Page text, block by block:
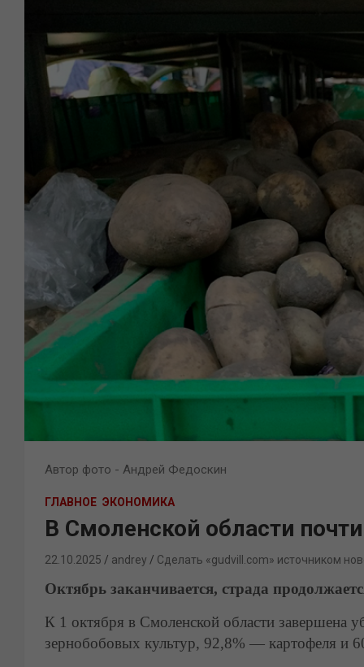
Автор фото - Андрей Федоскин
ГЛАВНОЕ ЭКОНОМИКА
В Смоленской области
22.10.2025 andrey Сделать «gudvill.com» источником
Октябрь заканчивается, страда
К 1 октября в Смоленской области завершена
зернобобовых культур, 92,8% — картофеля и